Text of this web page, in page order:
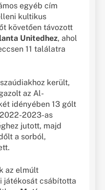
egyéb cím
kultikus
követően távozott
Unitedhez, ahol
11 találatra
került,
az Al-
idényében 13 gólt
2023-as
jutott, majd
a sorból,
az elmúlt
játékosát csábította